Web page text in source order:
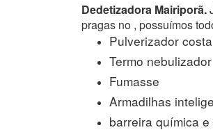
Dedetizadora Mairiporã.
pragas no , possuímos
Pulverizador
Termo nebulizador
Fumasse
Armadilhas
barreira química